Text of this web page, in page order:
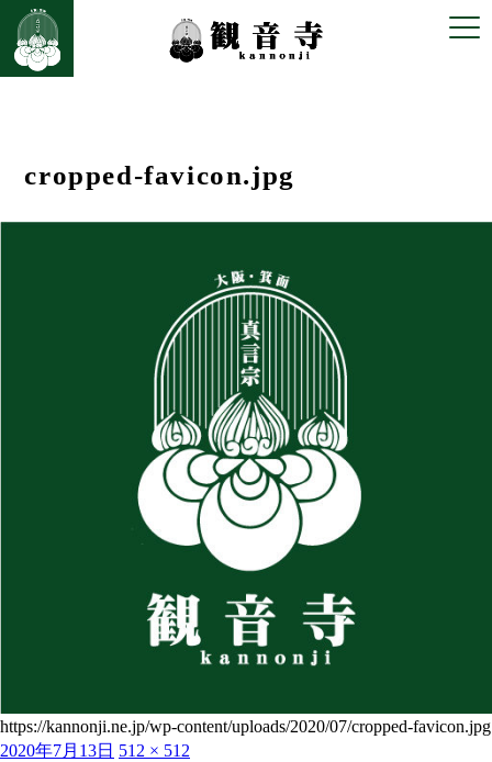
前の画像
次の画像
cropped-favicon.jpg
https://kannonji.ne.jp/wp-content/uploads/2020/07/cropped-favicon.jpg
投
2020年7月13日 フ
512 × 512